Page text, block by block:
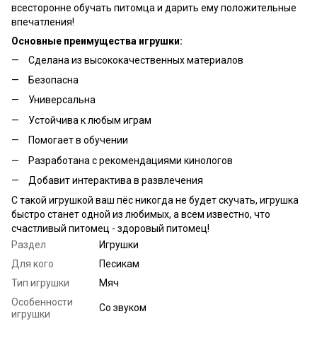
всесторонне обучать питомца и дарить ему положительные
впечатления!
Основные преимущества игрушки:
Сделана из высококачественных материалов
Безопасна
Универсальна
Устойчива к любым играм
Помогает в обучении
Разработана с рекомендациями кинологов
Добавит интерактива в развлечения
С такой игрушкой ваш пёс никогда не будет скучать, игрушка
быстро станет одной из любимых, а всем известно, что
счастливый питомец - здоровый питомец!
Раздел
Игрушки
Для кого
Песикам
Тип игрушки
Мяч
Особенности
игрушки
Со звуком